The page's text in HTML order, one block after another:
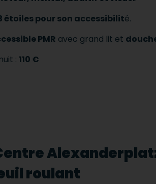
étoiles pour son accessibilité.
PMR avec grand lit et
: 110 €
roulant